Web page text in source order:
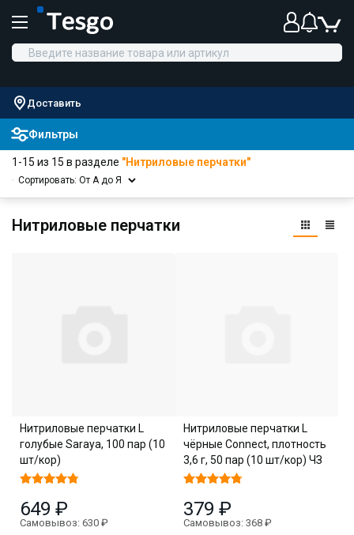
Доставить
Фильтры
1-15 из 15 в разделе "Нитриловые перчатки"
Сортировать: От А до Я
Нитриловые перчатки
Нитриловые перчатки L
голубые Saraya, 100 пар (10
шт/кор)
649 ₽
Самовывоз: 630 ₽
Нитриловые перчатки L
чёрные Connect, плотность
3,6 г, 50 пар (10 шт/кор) ЧЗ
379 ₽
Самовывоз: 368 ₽